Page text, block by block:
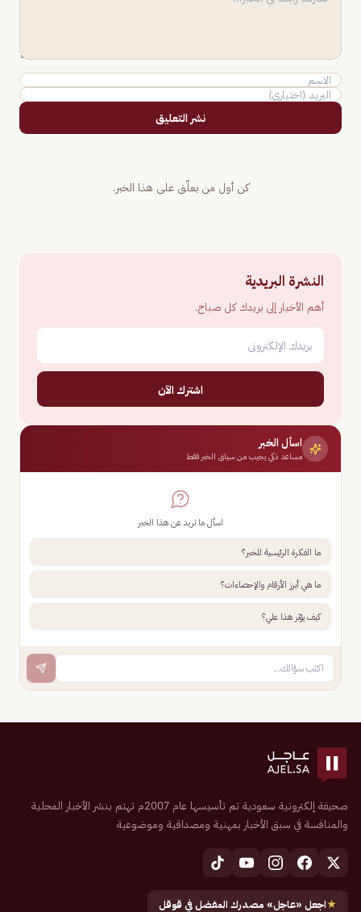
نشر التعليق
كن أول من يعلّق على هذا الخبر.
النشرة البريدية
أهم الأخبار إلى بريدك كل صباح.
اشترك الآن
اسأل الخبر
مساعد ذكي يجيب من سياق الخبر فقط
اسأل ما تريد عن هذا الخبر
ما الفكرة الرئيسية للخبر؟
ما هي أبرز الأرقام والإحصاءات؟
كيف يؤثر هذا علي؟
صحيفة إلكترونية سعودية تم تأسيسها عام 2007م تهتم بنشر الأخبار المحلية
والمنافسة في سبق الأخبار بمهنية ومصداقية وموضوعية
★اجعل «عاجل» مصدرك المفضل في قوقل